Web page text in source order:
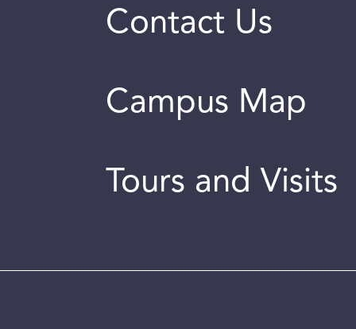
Contact Us
Campus Map
Tours and Visits